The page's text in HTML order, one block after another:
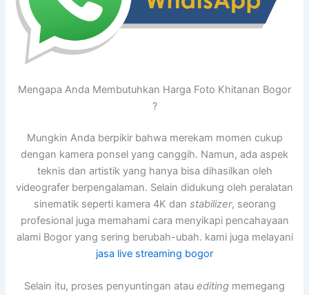
Mengapa Anda Membutuhkan Harga Foto Khitanan Bogor
?
Mungkin Anda berpikir bahwa merekam momen cukup
dengan kamera ponsel yang canggih. Namun, ada aspek
teknis dan artistik yang hanya bisa dihasilkan oleh
videografer berpengalaman. Selain didukung oleh peralatan
sinematik seperti kamera 4K dan stabilizer, seorang
profesional juga memahami cara menyikapi pencahayaan
alami Bogor yang sering berubah-ubah. kami juga melayani
jasa live streaming bogor
Selain itu, proses penyuntingan atau editing memegang